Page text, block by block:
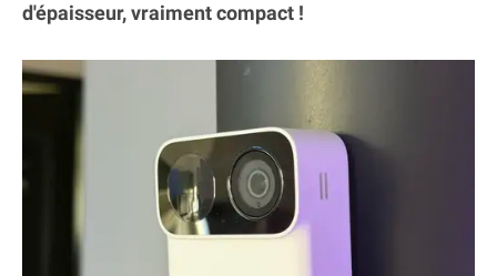
d'épaisseur, vraiment compact !